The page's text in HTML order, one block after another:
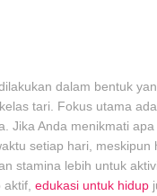
dalam bentuk
tari. Fokus utama
Jika Anda menikmati apa
setiap hari, meskipun
stamina lebih untuk
edukasi untuk hidup